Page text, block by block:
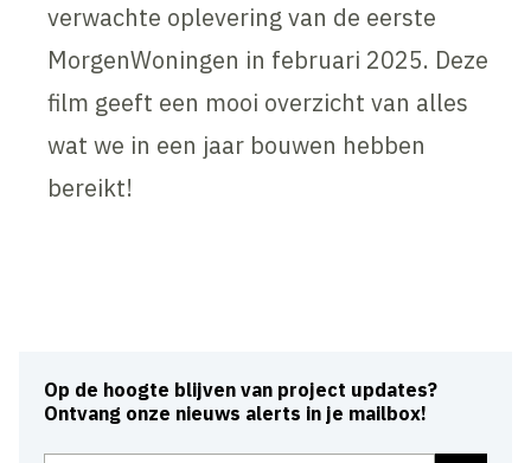
verwachte oplevering van de eerste
MorgenWoningen in februari 2025. Deze
film geeft een mooi overzicht van alles
wat we in een jaar bouwen hebben
bereikt!
Op de hoogte blijven van project updates?
Ontvang onze nieuws alerts in je mailbox!